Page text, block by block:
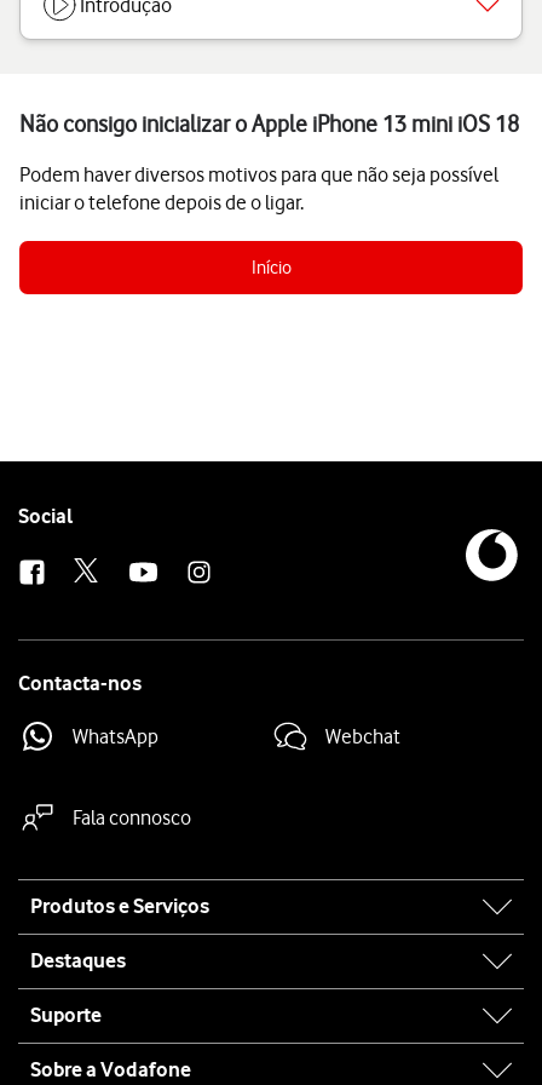
Introdução
Não consigo inicializar o Apple iPhone 13 mini iOS 18
Podem haver diversos motivos para que não seja possível
iniciar o telefone depois de o ligar.
Início
Follow
Social
Contacta-nos
WhatsApp Webchat
Fala connosco
map
Produtos e Serviços
Destaques
Suporte
Sobre a Vodafone